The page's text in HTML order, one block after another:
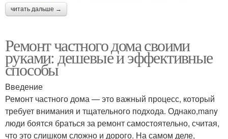
читать дальше →
Ремонт частного дома своими
руками: дешевые и эффективные
способы
Введение
Ремонт частного дома — это важный процесс, который
требует внимания и тщательного подхода. Однако,many
люди боятся браться за ремонт самостоятельно, считая,
что это слишком сложно и дорого. На самом деле,